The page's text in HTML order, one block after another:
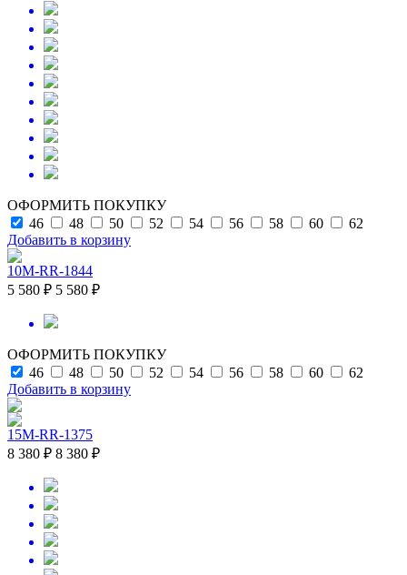
ОФОРМИТЬ ПОКУПКУ
46
48 50 52 54 56 58 60
62
Добавить в корзину
10M-RR-1844
5 580 ₽ 5 580 ₽
ОФОРМИТЬ ПОКУПКУ
46
48 50 52 54 56 58 60
62
Добавить в корзину
15M-RR-1375
8 380 ₽ 8 380 ₽